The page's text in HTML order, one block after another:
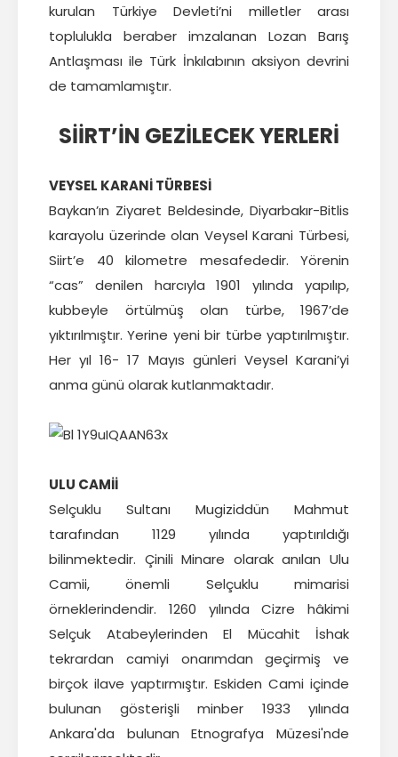
kurulan Türkiye Devleti’ni milletler arası
toplulukla beraber imzalanan Lozan Barış
Antlaşması ile Türk İnkılabının aksiyon devrini
de tamamlamıştır.
SİİRT’İN GEZİLECEK YERLERİ
VEYSEL KARANİ TÜRBESİ
Baykan’ın Ziyaret Beldesinde, Diyarbakır-Bitlis
karayolu üzerinde olan Veysel Karani Türbesi,
Siirt’e 40 kilometre mesafededir. Yörenin
“cas” denilen harcıyla 1901 yılında yapılıp,
kubbeyle örtülmüş olan türbe, 1967’de
yıktırılmıştır. Yerine yeni bir türbe yaptırılmıştır.
Her yıl 16- 17 Mayıs günleri Veysel Karani’yi
anma günü olarak kutlanmaktadır.
ULU CAMİİ
Selçuklu Sultanı Mugiziddün Mahmut
tarafından 1129 yılında yaptırıldığı
bilinmektedir. Çinili Minare olarak anılan Ulu
Camii, önemli Selçuklu mimarisi
örneklerindendir. 1260 yılında Cizre hâkimi
Selçuk Atabeylerinden El Mücahit İshak
tekrardan camiyi onarımdan geçirmiş ve
birçok ilave yaptırmıştır. Eskiden Cami içinde
bulunan gösterişli minber 1933 yılında
Ankara'da bulunan Etnografya Müzesi'nde